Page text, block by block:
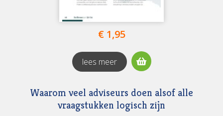
€ 1,95
lees meer
Waarom veel adviseurs doen alsof alle
vraagstukken logisch zijn